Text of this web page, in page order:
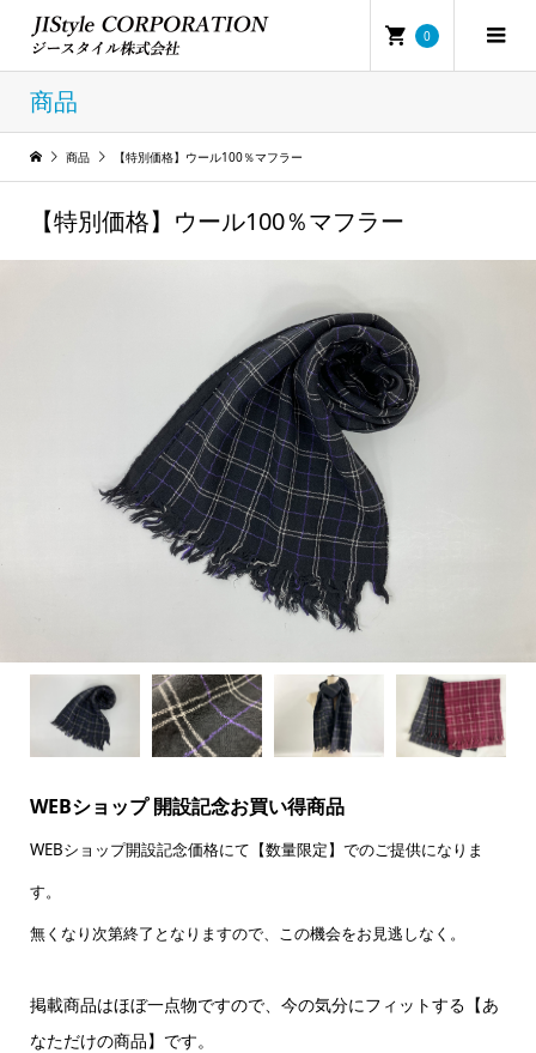
0
商品
商品 【特別価格】ウール100％マフラー
【特別価格】ウール100％マフラー
WEBショップ 開設記念お買い得商品
WEBショップ開設記念価格にて【数量限定】でのご提供になりま
す。
無くなり次第終了となりますので、この機会をお見逃しなく。
掲載商品はほぼ一点物ですので、今の気分にフィットする【あ
なただけの商品】です。